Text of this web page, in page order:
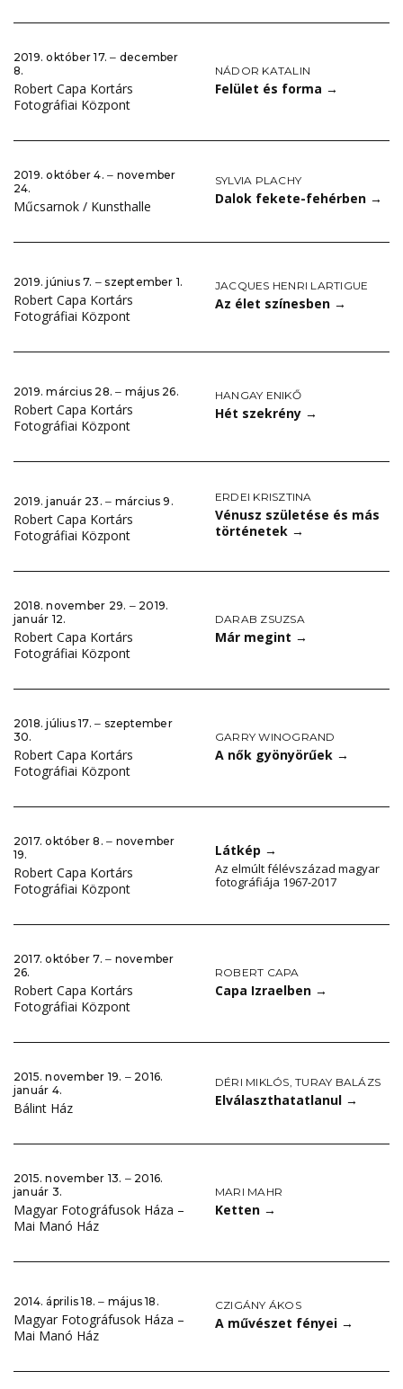
2019. október 17. ‒ december
8.
Robert Capa Kortárs
Fotográfiai Központ
NÁDOR KATALIN
Felület és forma →
2019. október 4. ‒ november
24.
Műcsarnok / Kunsthalle
SYLVIA PLACHY
Dalok fekete-fehérben →
2019. június 7. ‒ szeptember 1.
Robert Capa Kortárs
Fotográfiai Központ
JACQUES HENRI LARTIGUE
Az élet színesben →
2019. március 28. ‒ május 26.
Robert Capa Kortárs
Fotográfiai Központ
HANGAY ENIKŐ
Hét szekrény →
2019. január 23. ‒ március 9.
Robert Capa Kortárs
Fotográfiai Központ
ERDEI KRISZTINA
Vénusz születése és más
történetek →
2018. november 29. ‒ 2019.
január 12.
Robert Capa Kortárs
Fotográfiai Központ
DARAB ZSUZSA
Már megint →
2018. július 17. ‒ szeptember
30.
Robert Capa Kortárs
Fotográfiai Központ
GARRY WINOGRAND
A nők gyönyörűek →
2017. október 8. ‒ november
19.
Robert Capa Kortárs
Fotográfiai Központ
Látkép →
Az elmúlt félévszázad magyar
fotográfiája 1967-2017
2017. október 7. ‒ november
26.
Robert Capa Kortárs
Fotográfiai Központ
ROBERT CAPA
Capa Izraelben →
2015. november 19. ‒ 2016.
január 4.
Bálint Ház
DÉRI MIKLÓS ,TURAY BALÁZS
Elválaszthatatlanul →
2015. november 13. ‒ 2016.
január 3.
Magyar Fotográfusok Háza –
Mai Manó Ház
MARI MAHR
Ketten →
2014. április 18. ‒ május 18.
Magyar Fotográfusok Háza –
Mai Manó Ház
CZIGÁNY ÁKOS
A művészet fényei →